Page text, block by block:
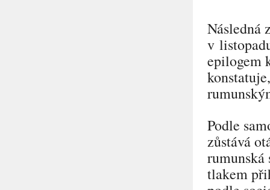
Následná
v
epilogem
Podle
zůstává
rumunská
tlakem